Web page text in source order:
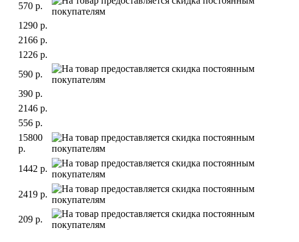
570 р.
1290 р.
2166 р.
1226 р.
590 р.
390 р.
2146 р.
556 р.
15800
р.
1442 р.
2419 р.
209 р.